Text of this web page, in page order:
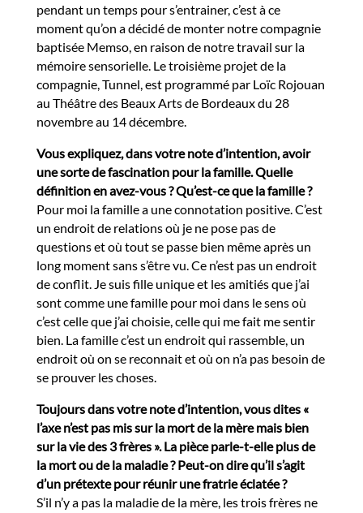
pendant un temps pour s’entrainer, c’est à ce
moment qu’on a décidé de monter notre compagnie
baptisée Memso, en raison de notre travail sur la
mémoire sensorielle. Le troisième projet de la
compagnie, Tunnel, est programmé par Loïc Rojouan
au Théâtre des Beaux Arts de Bordeaux du 28
novembre au 14 décembre.
Vous expliquez, dans votre note d’intention, avoir
une sorte de fascination pour la famille. Quelle
définition en avez-vous ? Qu’est-ce que la famille ?
Pour moi la famille a une connotation positive. C’est
un endroit de relations où je ne pose pas de
questions et où tout se passe bien même après un
long moment sans s’être vu. Ce n’est pas un endroit
de conflit. Je suis fille unique et les amitiés que j’ai
sont comme une famille pour moi dans le sens où
c’est celle que j’ai choisie, celle qui me fait me sentir
bien. La famille c’est un endroit qui rassemble, un
endroit où on se reconnait et où on n’a pas besoin de
se prouver les choses.
Toujours dans votre note d’intention, vous dites «
l’axe n’est pas mis sur la mort de la mère mais bien
sur la vie des 3 frères ». La pièce parle-t-elle plus de
la mort ou de la maladie ? Peut-on dire qu’il s’agit
d’un prétexte pour réunir une fratrie éclatée ?
S’il n’y a pas la maladie de la mère, les trois frères ne